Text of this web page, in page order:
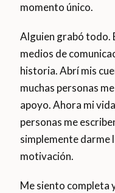
momento único.
Alguien grabó todo.
medios de
historia. Abrí mis
muchas personas
apoyo. Ahora mi
personas me
simplemente darme
motivación.
Me siento completa